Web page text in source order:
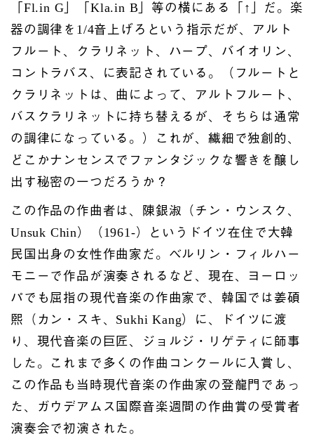
「Fl.in G」「Kla.in B」等の横にある「↑」だ。楽
器の調律を1/4音上げろという指示だが、アルト
フルート、クラリネット、ハープ、バイオリン、
コントラバス、に表記されている。（フルートと
クラリネットは、曲によって、アルトフルート、
バスクラリネットに持ち替えるが、そちらは通常
の調律になっている。）これが、繊細で独創的、
どこかナンセンスでファンタジックな響きを醸し
出す秘密の一つだろうか？
この作品の作曲者は、陳銀淑（チン・ウンスク、
Unsuk Chin）（1961-）というドイツ在住で大韓
民国出身の女性作曲家だ。ベルリン・フィルハー
モニーで作品が演奏されるなど、現在、ヨーロッ
パでも屈指の現代音楽の作曲家で、韓国では姜碩
煕（カン・スキ、Sukhi Kang）に、ドイツに渡
り、現代音楽の巨匠、ジョルジ・リゲティに師事
した。これまで多くの作曲コンクールに入賞し、
この作品も当時現代音楽の作曲家の登龍門であっ
た、ガウデアムス国際音楽週間の作曲賞の受賞者
演奏会で初演された。